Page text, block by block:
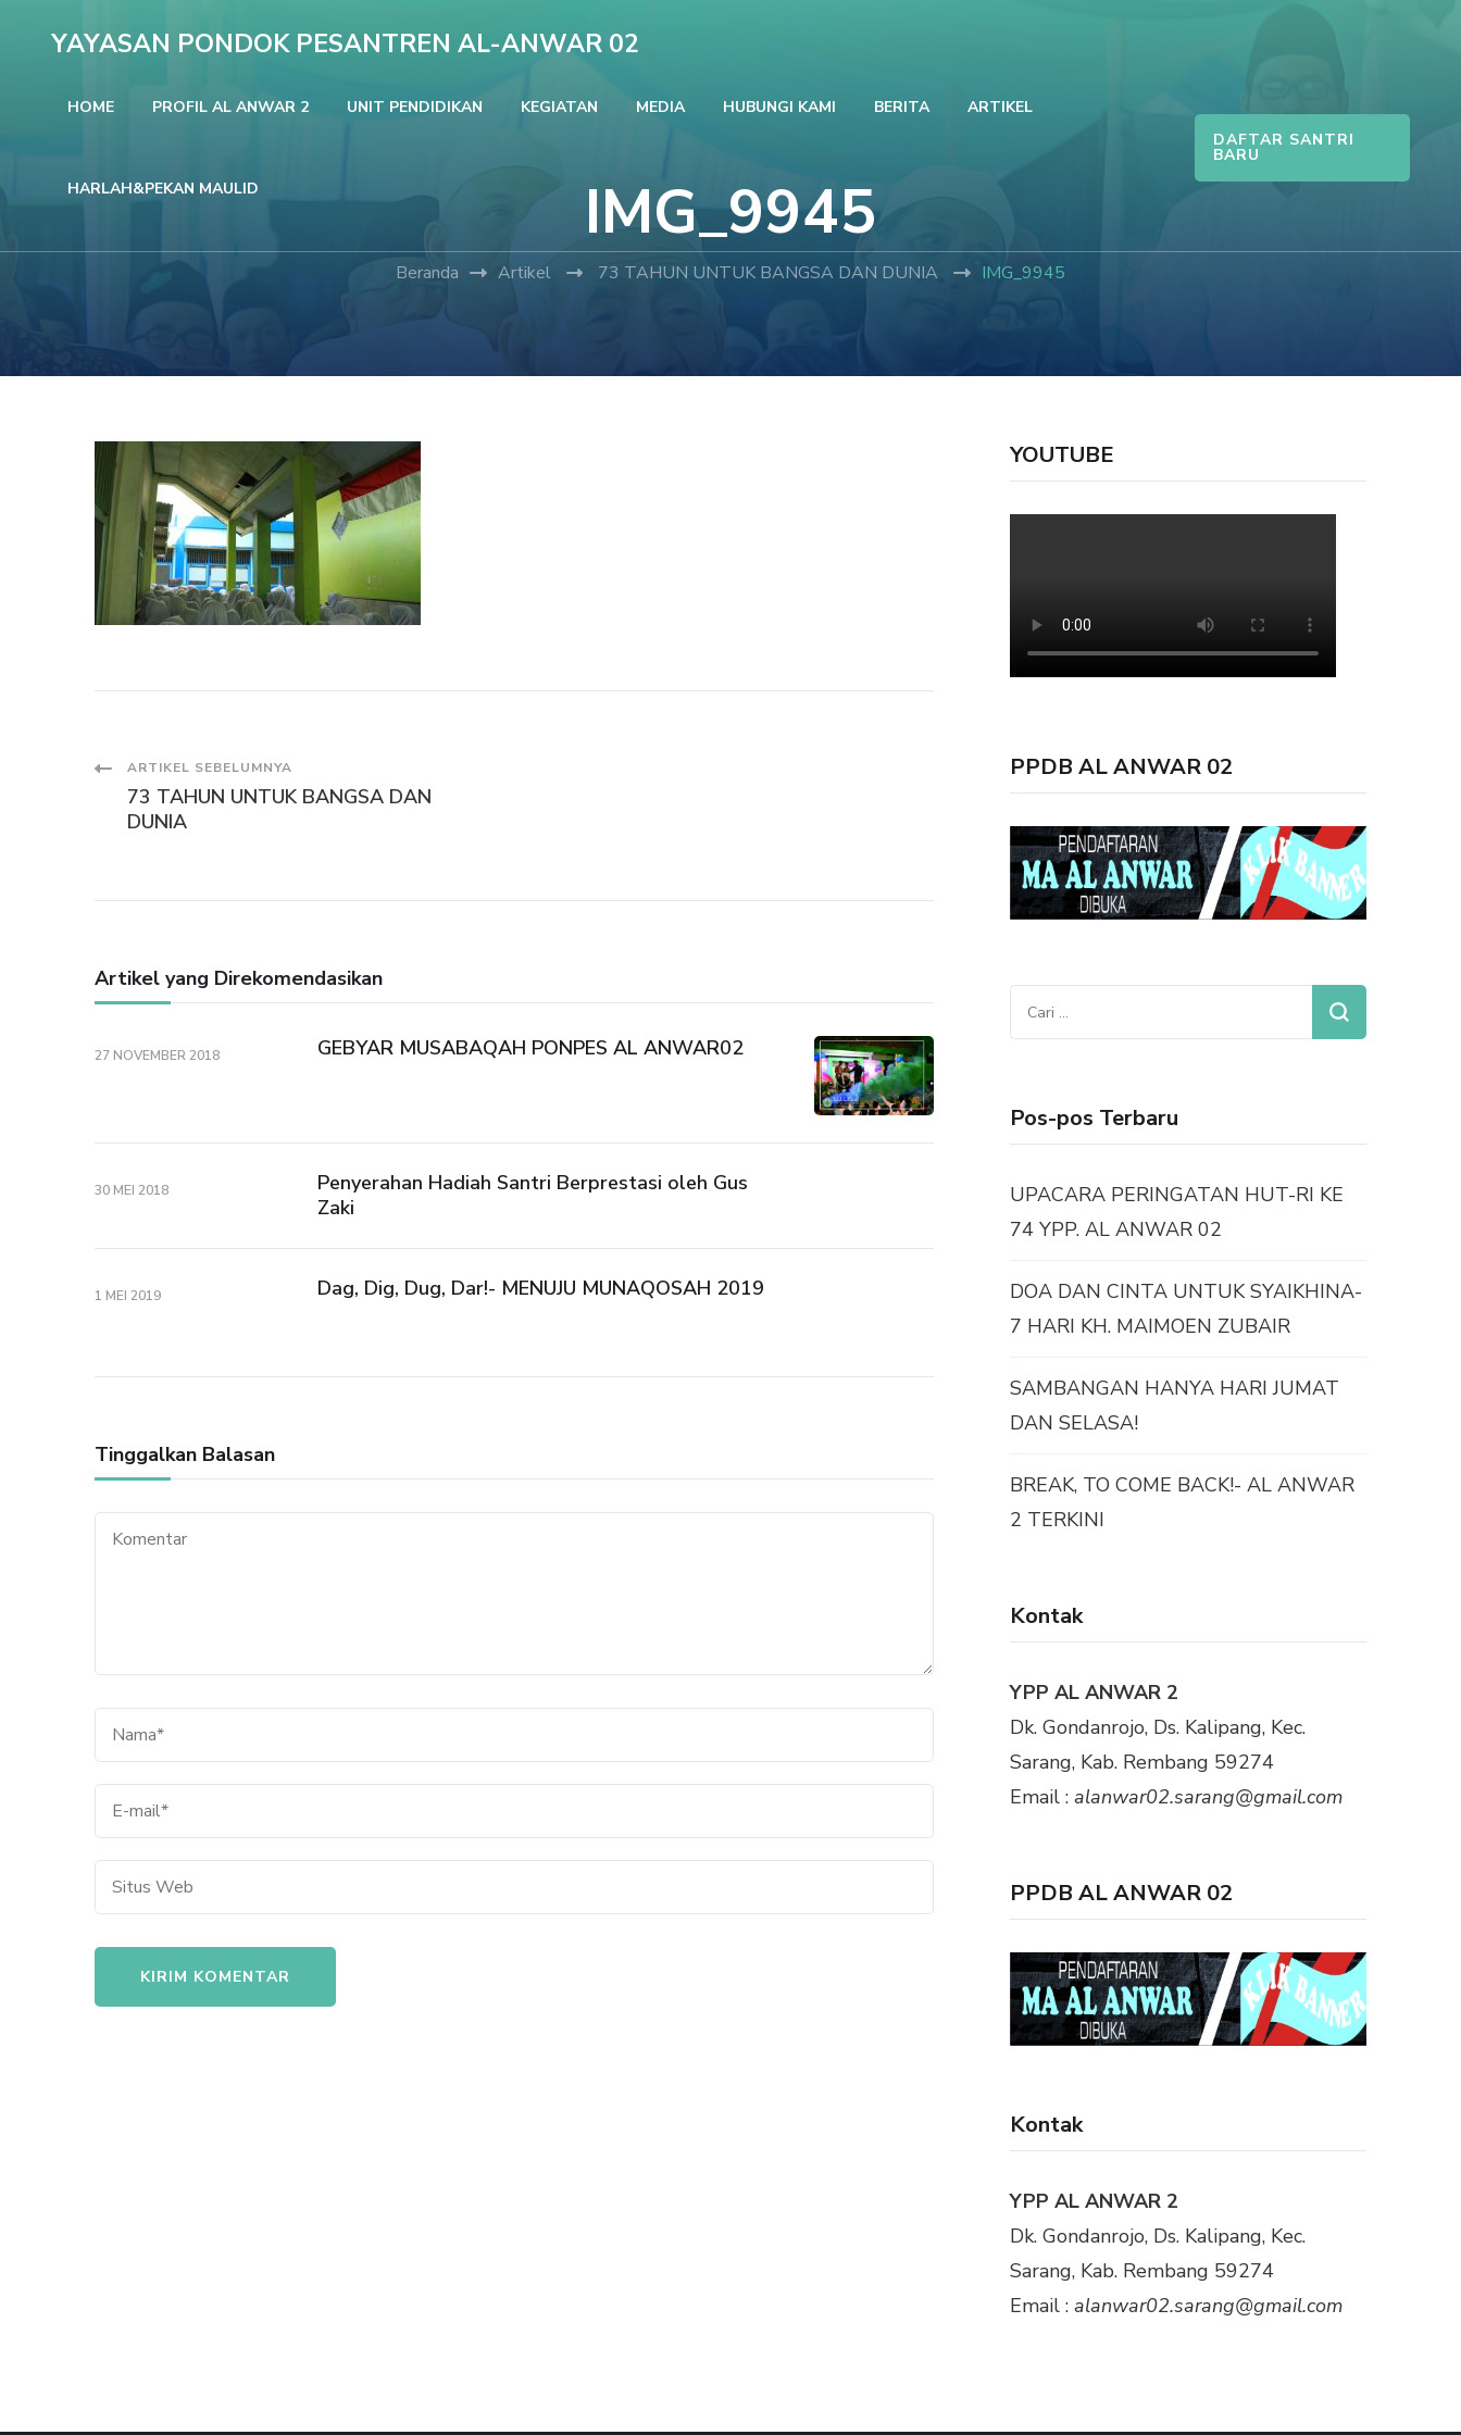
YAYASAN PONDOK PESANTREN AL-ANWAR 02
HOME PROFIL AL ANWAR 2 UNIT PENDIDIKAN KEGIATAN MEDIA HUBUNGI KAMI BERITA ARTIKEL
HARLAH&PEKAN MAULID
DAFTAR SANTRI
BARU
IMG_9945
Beranda Artikel 73 TAHUN UNTUK BANGSA DAN DUNIA IMG_9945
Navigasi
Artikel
ARTIKEL SEBELUMNYA
73 TAHUN UNTUK BANGSA DAN
DUNIA
Artikel yang Direkomendasikan
27 NOVEMBER 2018 GEBYAR MUSABAQAH PONPES AL ANWAR02
30 MEI 2018
Penyerahan Hadiah Santri Berprestasi oleh Gus
Zaki
1 MEI 2019 Dag, Dig, Dug, Dar!- MENUJU MUNAQOSAH 2019
Tinggalkan Balasan
YOUTUBE
PPDB AL ANWAR 02
Cari
untuk:
Pos-pos Terbaru
UPACARA PERINGATAN HUT-RI KE
74 YPP. AL ANWAR 02
DOA DAN CINTA UNTUK SYAIKHINA-
7 HARI KH. MAIMOEN ZUBAIR
SAMBANGAN HANYA HARI JUMAT
DAN SELASA!
BREAK, TO COME BACK!- AL ANWAR
2 TERKINI
Kontak
YPP AL ANWAR 2
Dk. Gondanrojo, Ds. Kalipang, Kec.
Sarang, Kab. Rembang 59274
Email :alanwar02.sarang@gmail.com
PPDB AL ANWAR 02
Kontak
YPP AL ANWAR 2
Dk. Gondanrojo, Ds. Kalipang, Kec.
Sarang, Kab. Rembang 59274
Email :alanwar02.sarang@gmail.com